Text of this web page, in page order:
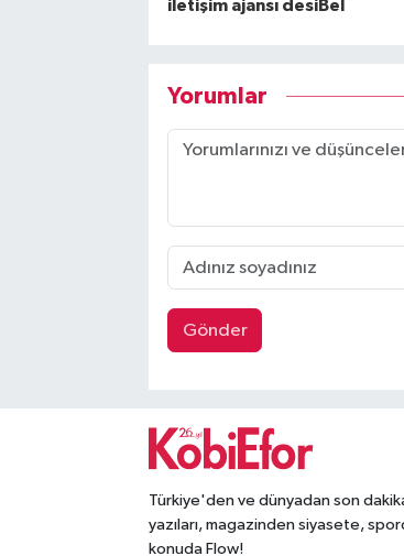
iletişim ajansı desiBel
Yorumlar
Gönder
Türkiye'den ve dünyadan son
yazıları, magazinden siyasete,
konuda Flow!